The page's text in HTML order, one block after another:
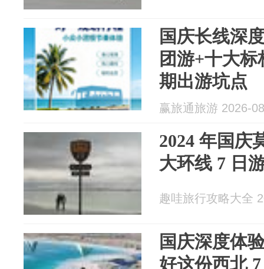
国庆长线深
团游+十大
期出游坑点
赢旅通旅游 2026-
2024 年国庆
大环线 7 日
趣哇旅行攻略大全
国庆深度体
好这份西北